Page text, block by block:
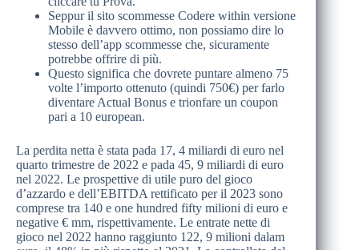
Seppur il sito scommesse Codere within versione
Mobile è davvero ottimo, non possiamo dire lo
stesso dell’app scommesse che, sicuramente
potrebbe offrire di più.
Questo significa che dovrete puntare almeno 75
volte l’importo ottenuto (quindi 750€) per farlo
diventare Actual Bonus e trionfare un coupon
pari a 10 european.
La perdita netta è stata pada 17, 4 miliardi di euro nel
quarto trimestre de 2022 e pada 45, 9 miliardi di euro
nel 2022. Le prospettive di utile puro del gioco
d’azzardo e dell’EBITDA rettificato per il 2023 sono
comprese tra 140 e one hundred fifty milioni di euro e
negative € mm, rispettivamente. Le entrate nette di
gioco nel 2022 hanno raggiunto 122, 9 milioni dalam